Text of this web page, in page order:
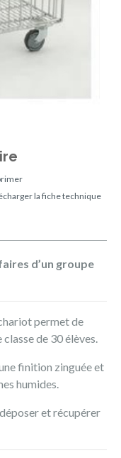
la fiche technique
d’un groupe
permet de
classe de 30 élèves.
finition zinguée et
humides.
et récupérer